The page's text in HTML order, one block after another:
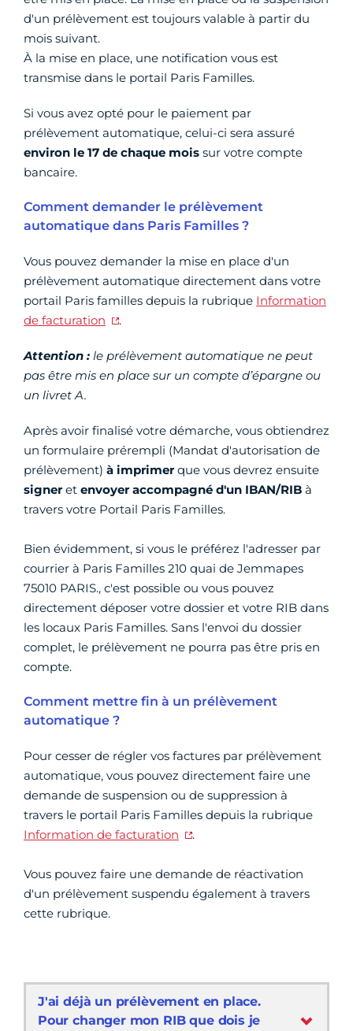
d'un prélèvement est toujours valable à partir du
mois suivant.
À la mise en place, une notification vous est
transmise dans le portail Paris Familles.
Si vous avez opté pour le paiement par
prélèvement automatique, celui-ci sera assuré
environ le 17 de chaque mois sur votre compte
bancaire.
Comment demander le prélèvement
automatique dans Paris Familles ?
Vous pouvez demander la mise en place d'un
prélèvement automatique directement dans votre
portail Paris familles depuis la rubrique Information
de facturation
.
Attention : le prélèvement automatique ne peut
pas être mis en place sur un compte d’épargne ou
un livret A.
Après avoir finalisé votre démarche, vous obtiendrez
un formulaire prérempli (Mandat d'autorisation de
prélèvement) à imprimerque vous devrez ensuite
signeret envoyer accompagné d'un IBAN/RIB à
travers votre Portail Paris Familles.
Bien évidemment, si vous le préférez l'adresser par
courrier à Paris Familles 210 quai de Jemmapes
75010 PARIS., c'est possible ou vous pouvez
directement déposer votre dossier et votre RIB dans
les locaux Paris Familles. Sans l'envoi du dossier
complet, le prélèvement ne pourra pas être pris en
compte.
Comment mettre fin à un prélèvement
automatique ?
Pour cesser de régler vos factures par prélèvement
automatique, vous pouvez directement faire une
demande de suspension ou de suppression à
travers le portail Paris Familles depuis la rubrique
Information de facturation
.
Vous pouvez faire une demande de réactivation
d'un prélèvement suspendu également à travers
cette rubrique.
J'ai déjà un prélèvement en place.
Pour changer mon RIB que dois je